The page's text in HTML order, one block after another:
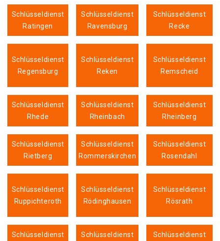
Schlüsseldienst
Ratingen
Schlüsseldienst
Ravensburg
Schlüsseldienst
Recke
Schlüsseldienst
Regensburg
Schlüsseldienst
Reken
Schlüsseldienst
Remscheid
Schlüsseldienst
Rhede
Schlüsseldienst
Rheinbach
Schlüsseldienst
Rheinberg
Schlüsseldienst
Rietberg
Schlüsseldienst
Rommerskirchen
Schlüsseldienst
Rosendahl
Schlüsseldienst
Ruppichteroth
Schlüsseldienst
Rödinghausen
Schlüsseldienst
Rösrath
Schlüsseldienst Schlüsseldienst Schlüsseldienst